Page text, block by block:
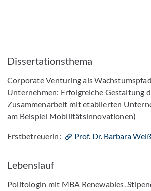
Dissertationsthema
Corporate Venturing als
Unternehmen: Erfolgreiche Gestaltung
Zusammenarbeit mit etablierten
am Beispiel Mobilitätsinnovationen)
Erstbetreuerin: Prof. Dr. Barbara
Lebenslauf
Politologin mit MBA Renewables.